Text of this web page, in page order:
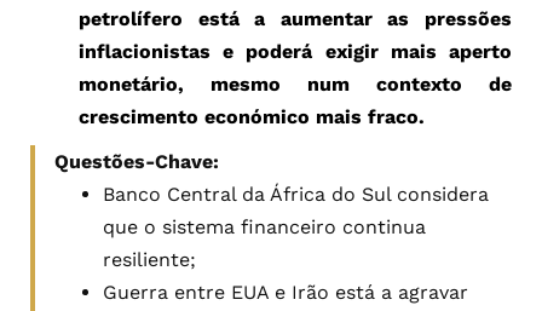
petrolífero está a aumentar as pressões
inflacionistas e poderá exigir mais aperto
monetário, mesmo num contexto de
crescimento económico mais fraco.
Questões-Chave:
Banco Central da África do Sul considera
que o sistema financeiro continua
resiliente;
Guerra entre EUA e Irão está a agravar